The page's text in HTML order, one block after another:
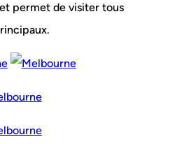
permet de visiter tous